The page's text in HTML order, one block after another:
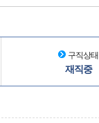
구직상태
재직중